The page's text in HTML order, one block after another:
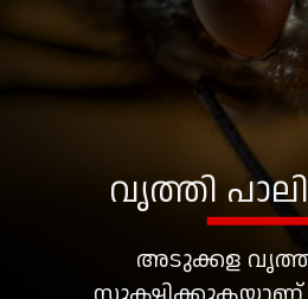
അടുക്കള
വൃത്തി